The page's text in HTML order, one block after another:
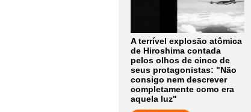
A terrível explosão atômica
de Hiroshima contada
pelos olhos de cinco de
seus protagonistas: "Não
consigo nem descrever
completamente como era
aquela luz"